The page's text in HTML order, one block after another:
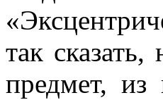
так
предмет, из